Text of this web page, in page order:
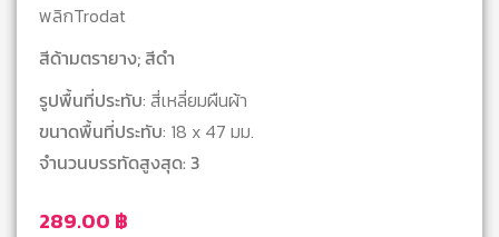
289.00 ฿
พลิกTrodat
สีด้ามตรายาง; สีดำ
รูปพื้นที่ประทับ: สี่เหลี่ยมผืนผ้า
ขนาดพื้นที่ประทับ: 18 x 47 มม.
จำนวนบรรทัดสูงสุด: 3